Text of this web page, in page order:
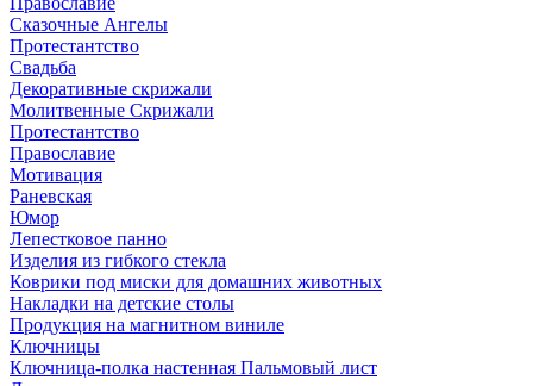
Сказочные Ангелы
Протестантство
Свадьба
Декоративные скрижали
Молитвенные Скрижали
Протестантство
Православие
Мотивация
Раневская
Юмор
Лепестковое панно
Изделия из гибкого стекла
Коврики под миски для домашних животных
Накладки на детские столы
Продукция на магнитном виниле
Ключницы
Ключница-полка настенная Пальмовый лист